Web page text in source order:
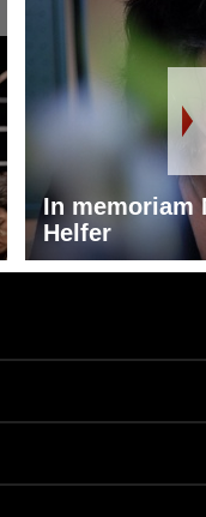
In memoriam
Helfer